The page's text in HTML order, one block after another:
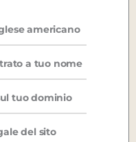
americano
a tuo nome
tuo dominio
del sito